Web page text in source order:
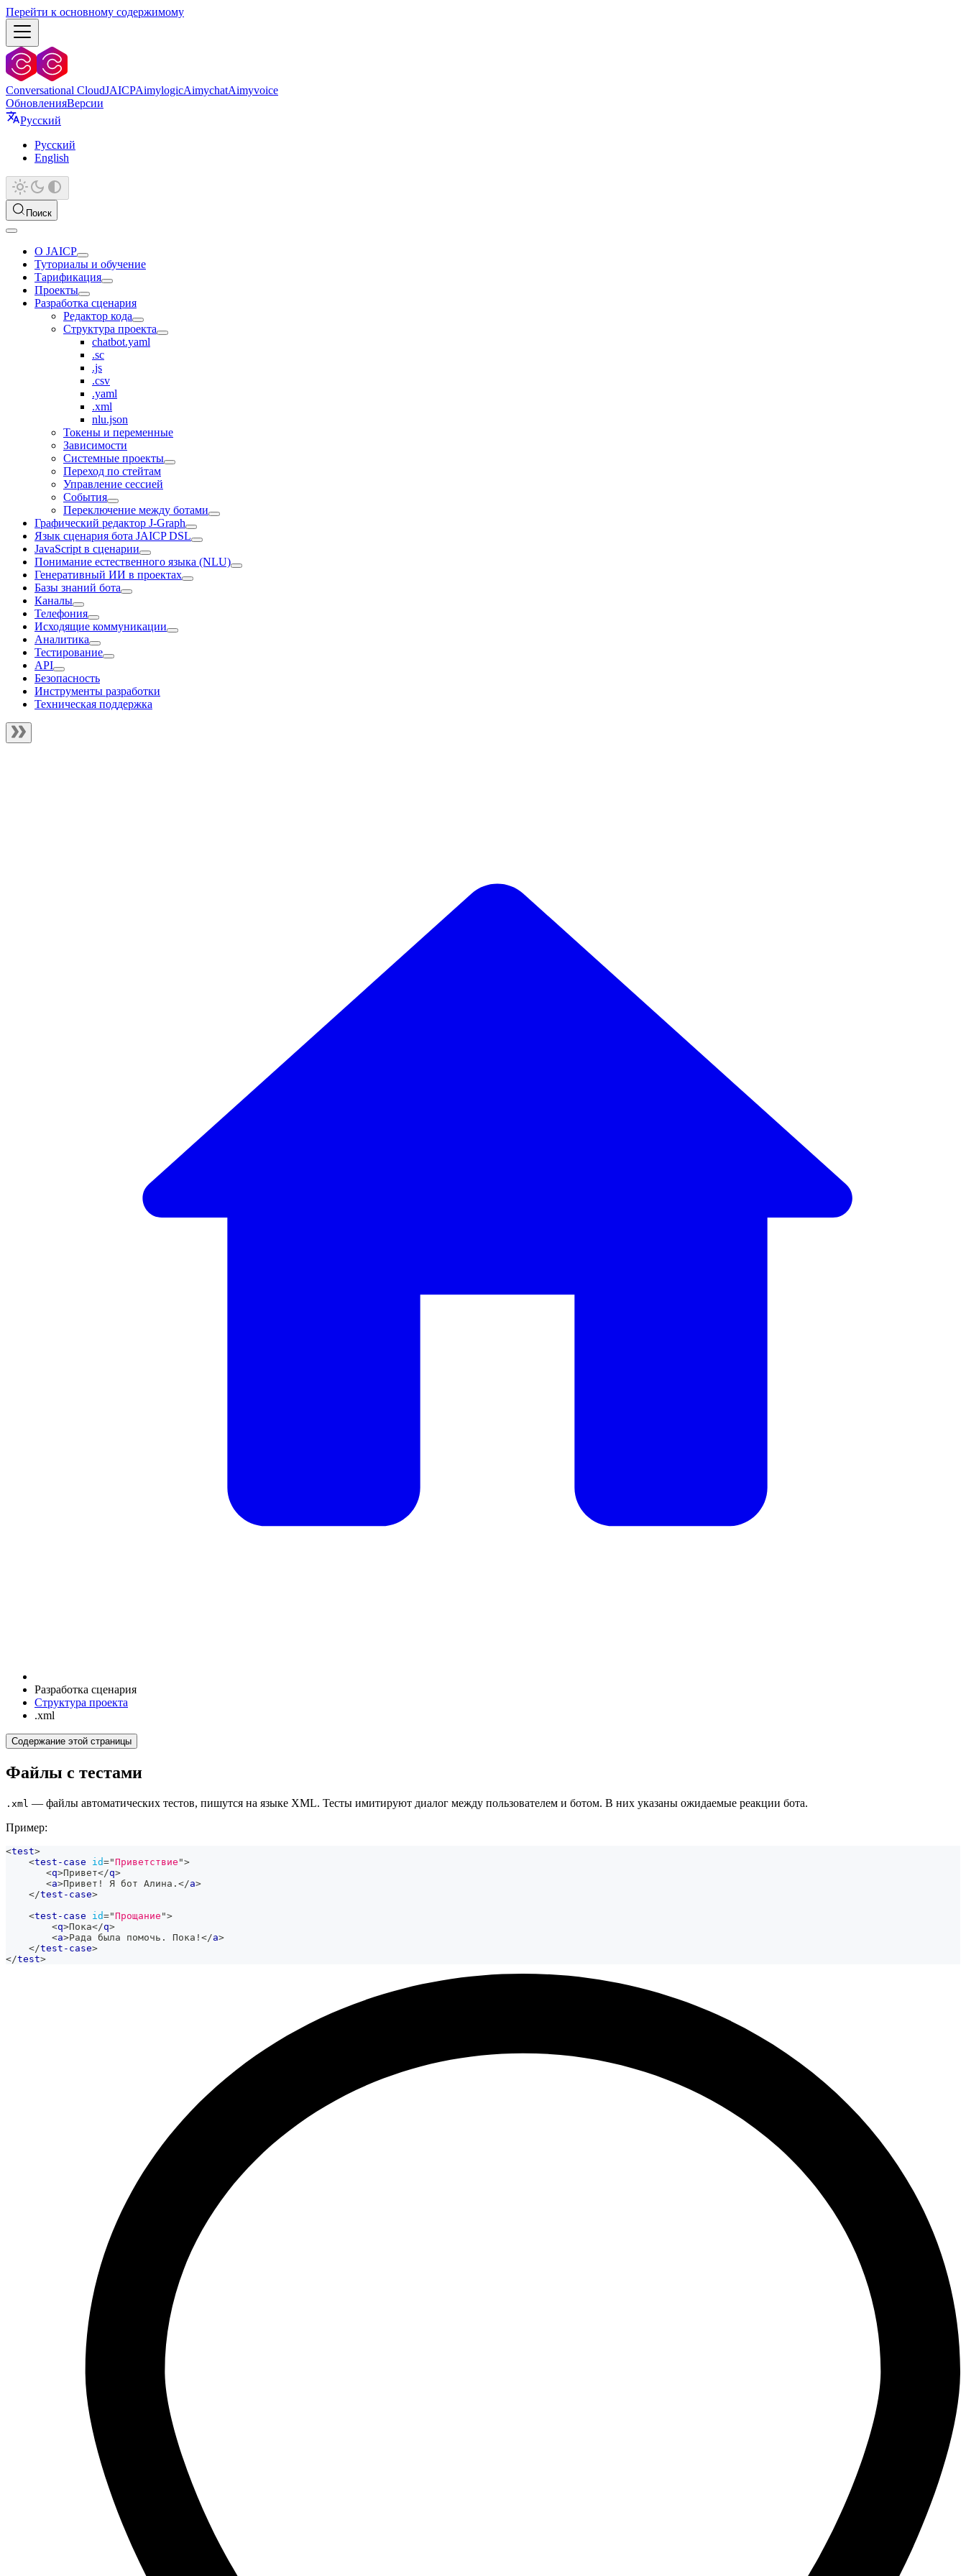
Перейти к основному содержимому
Conversational CloudJAICPAimylogicAimychatAimyvoice
ОбновленияВерсии
Русский
Русский
English
Поиск
О JAICP
Туториалы и обучение
Тарификация
Проекты
Разработка сценария
Редактор кода
Структура проекта
chatbot.yaml
.sc
.js
.csv
.yaml
.xml
nlu.json
Токены и переменные
Зависимости
Системные проекты
Переход по стейтам
Управление сессией
События
Переключение между ботами
Графический редактор J‑Graph
Язык сценария бота JAICP DSL
JavaScript в сценарии
Понимание естественного языка (NLU)
Генеративный ИИ в проектах
Базы знаний бота
Каналы
Телефония
Исходящие коммуникации
Аналитика
Тестирование
API
Безопасность
Инструменты разработки
Техническая поддержка
Разработка сценария
Структура проекта
.xml
Содержание этой страницы
Файлы с тестами
.xml — файлы автоматических тестов, пишутся на языке XML. Тесты имитируют диалог между пользователем и ботом. В них указаны ожидаемые реакции бота.
Пример:
<test>
<test-case id="Приветствие ">
<q>Привет</q>
<a>Привет! Я бот Алина. </a>
</test-case>
<test-case id="Прощание ">
<q>Пока</q>
<a>Рада была помочь. Пока! </a>
</test-case>
</test>